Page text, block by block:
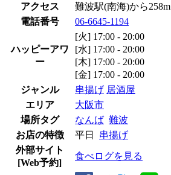
アクセス
難波駅(南海)から258m
電話番号
06-6645-1194
ハッピーアワ
ー
[火] 17:00 - 20:00
[水] 17:00 - 20:00
[木] 17:00 - 20:00
[金] 17:00 - 20:00
ジャンル
串揚げ 居酒屋
エリア
大阪市
場所タグ
なんば 難波
お店の特徴
平日 串揚げ
外部サイト
[Web予約]
食べログを見る